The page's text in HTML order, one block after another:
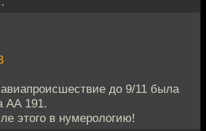
до 9/11 была
АА 191.
этого в нумерологию!